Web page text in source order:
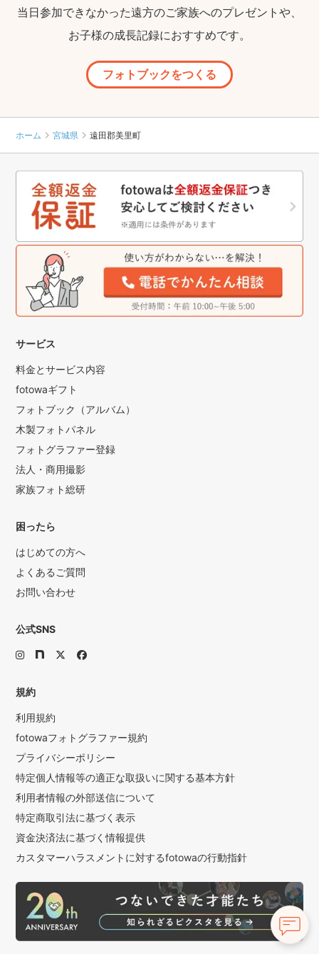
当日参加できなかった遠方のご家族へのプレゼントや、
お子様の成長記録におすすめです。
フォトブックをつくる
ホーム 宮城県 遠田郡美里町
サービス
料金とサービス内容
fotowaギフト
フォトブック（アルバム）
木製フォトパネル
フォトグラファー登録
法人・商用撮影
家族フォト総研
困ったら
はじめての方へ
よくあるご質問
お問い合わせ
公式SNS
規約
利用規約
fotowaフォトグラファー規約
プライバシーポリシー
特定個人情報等の適正な取扱いに関する基本方針
利用者情報の外部送信について
特定商取引法に基づく表示
資金決済法に基づく情報提供
カスタマーハラスメントに対するfotowaの行動指針